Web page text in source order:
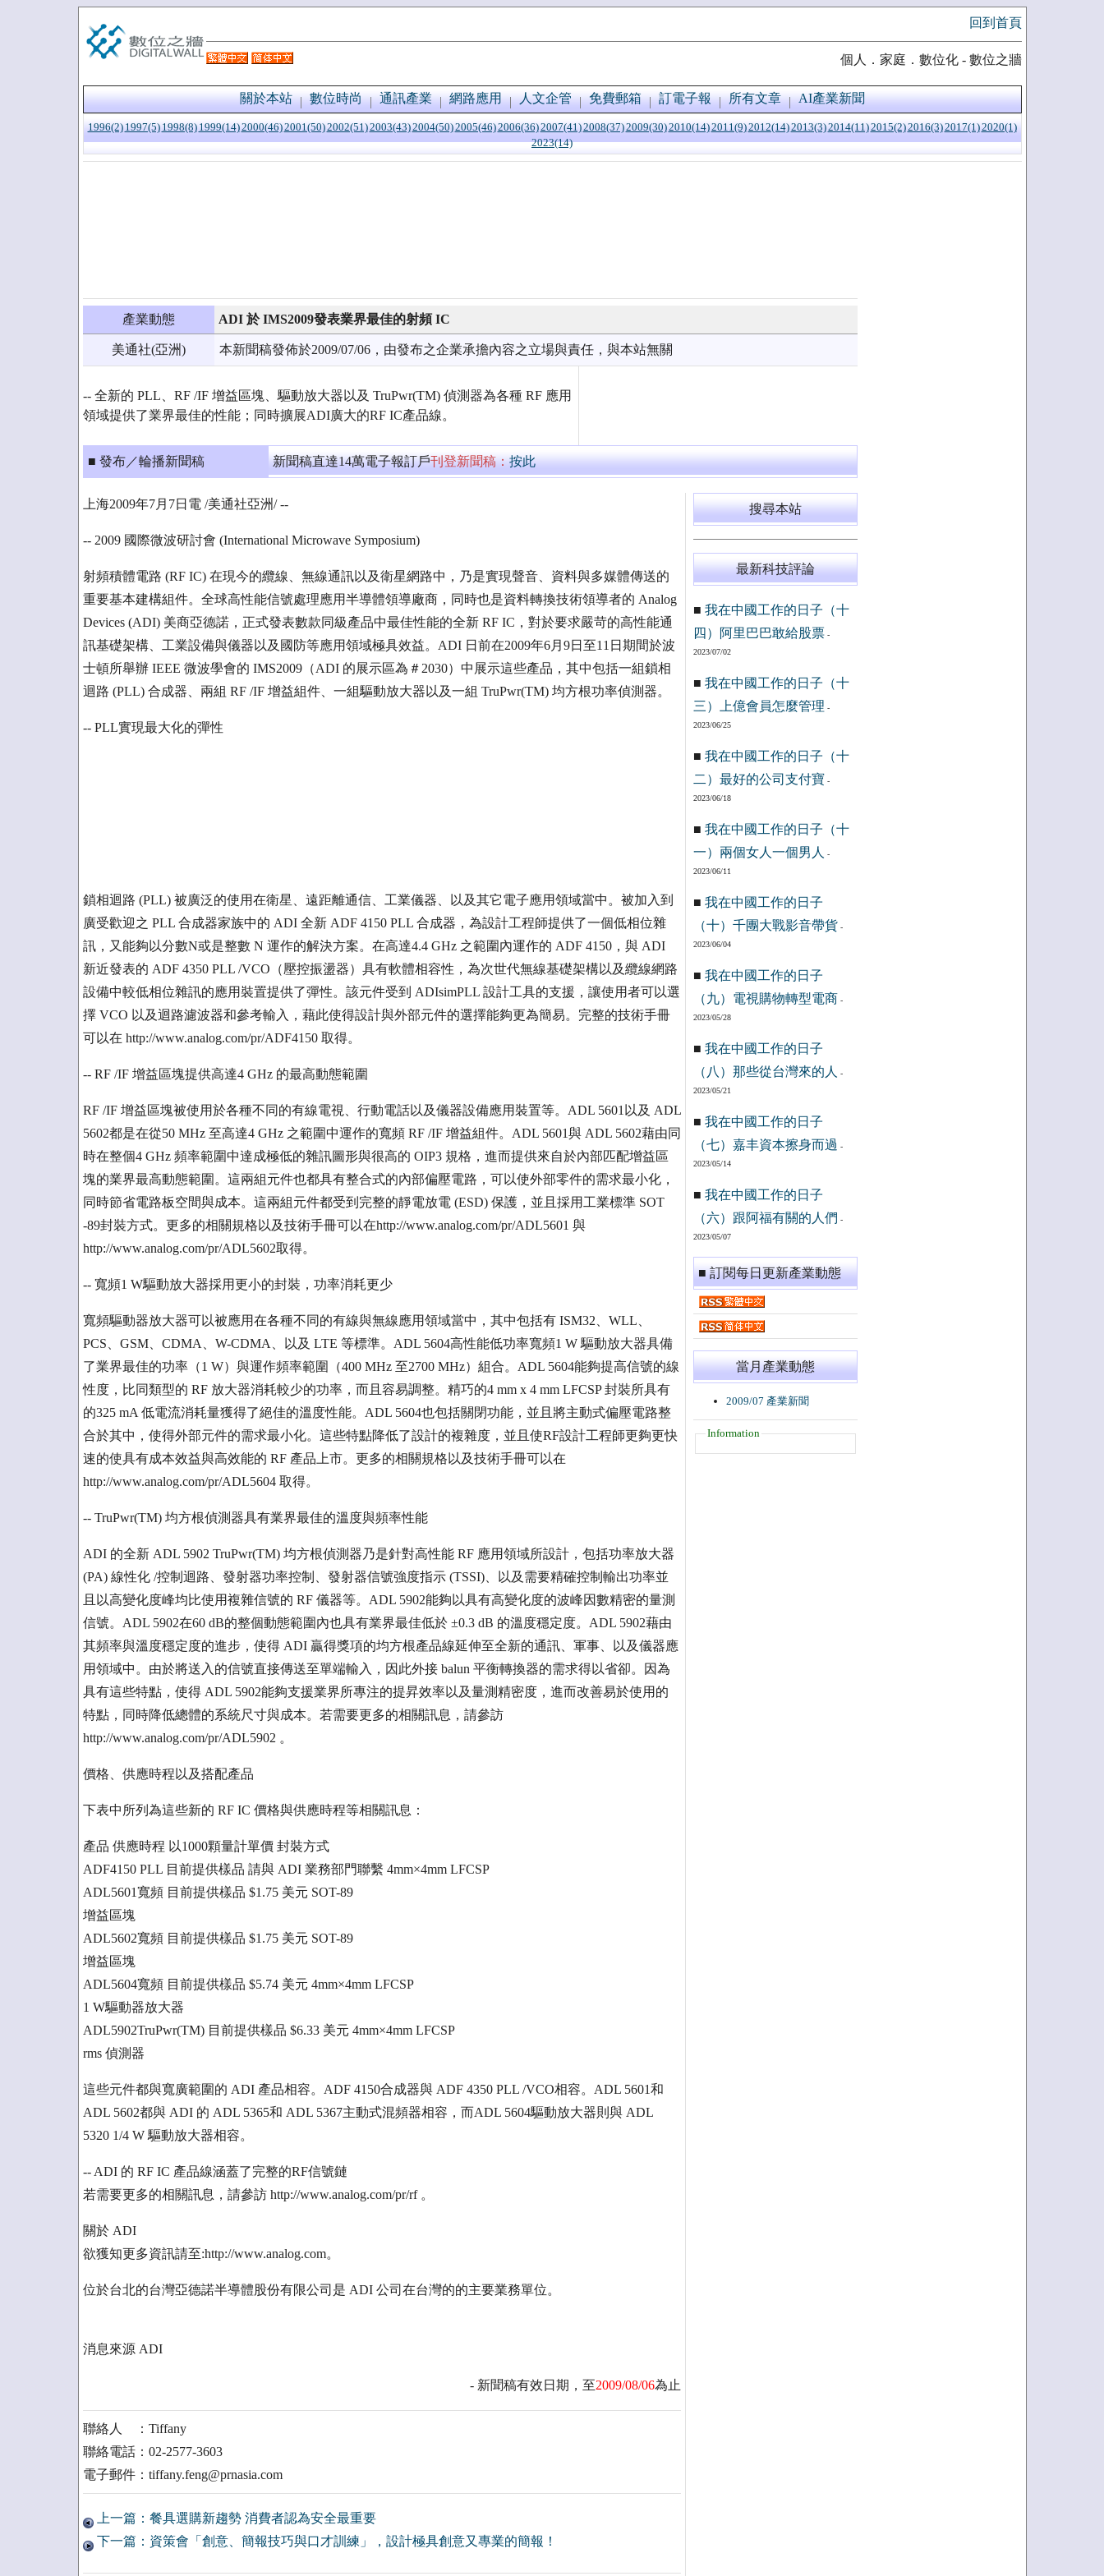
回到首頁
個人．家庭．數位化 - 數位之牆
關於本站 數位時尚 通訊產業 網路應用 人文企管 免費郵箱 訂電子報 所有文章 AI產業新聞
1996(2) 1997(5) 1998(8) 1999(14)2000(46)2001(50)2002(51)2003(43)2004(50)2005(46)2006(36)2007(41)2008(37)2009(30)2010(14)2011(9)2012(14)2013(3)2014(11)2015(2)2016(3)2017(1)2020(1)
2023(14)
產業動態 ADI 於 IMS2009發表業界最佳的射頻 IC
美通社(亞洲) 本新聞稿發佈於2009/07/06，由發布之企業承擔內容之立場與責任，與本站無關
-- 全新的 PLL、RF /IF 增益區塊、驅動放大器以及 TruPwr(TM) 偵測器為各種 RF 應用
領域提供了業界最佳的性能；同時擴展ADI廣大的RF IC產品線。
■ 發布／輪播新聞稿 新聞稿直達14萬電子報訂戶刊登新聞稿：按此
上海2009年7月7日電 /美通社亞洲/ --
-- 2009 國際微波研討會 (International Microwave Symposium)
射頻積體電路 (RF IC) 在現今的纜線、無線通訊以及衛星網路中，乃是實現聲音、資料與多媒體傳送的
重要基本建構組件。全球高性能信號處理應用半導體領導廠商，同時也是資料轉換技術領導者的 Analog
Devices (ADI) 美商亞德諾，正式發表數款同級產品中最佳性能的全新 RF IC，對於要求嚴苛的高性能通
訊基礎架構、工業設備與儀器以及國防等應用領域極具效益。ADI 日前在2009年6月9日至11日期間於波
士頓所舉辦 IEEE 微波學會的 IMS2009（ADI 的展示區為＃2030）中展示這些產品，其中包括一組鎖相
迴路 (PLL) 合成器、兩組 RF /IF 增益組件、一組驅動放大器以及一組 TruPwr(TM) 均方根功率偵測器。
-- PLL實現最大化的彈性
鎖相迴路 (PLL) 被廣泛的使用在衛星、遠距離通信、工業儀器、以及其它電子應用領域當中。被加入到
廣受歡迎之 PLL 合成器家族中的 ADI 全新 ADF 4150 PLL 合成器，為設計工程師提供了一個低相位雜
訊，又能夠以分數N或是整數 N 運作的解決方案。在高達4.4 GHz 之範圍內運作的 ADF 4150，與 ADI
新近發表的 ADF 4350 PLL /VCO（壓控振盪器）具有軟體相容性，為次世代無線基礎架構以及纜線網路
設備中較低相位雜訊的應用裝置提供了彈性。該元件受到 ADIsimPLL 設計工具的支援，讓使用者可以選
擇 VCO 以及迴路濾波器和參考輸入，藉此使得設計與外部元件的選擇能夠更為簡易。完整的技術手冊
可以在 http://www.analog.com/pr/ADF4150 取得。
-- RF /IF 增益區塊提供高達4 GHz 的最高動態範圍
RF /IF 增益區塊被使用於各種不同的有線電視、行動電話以及儀器設備應用裝置等。ADL 5601以及 ADL
5602都是在從50 MHz 至高達4 GHz 之範圍中運作的寬頻 RF /IF 增益組件。ADL 5601與 ADL 5602藉由同
時在整個4 GHz 頻率範圍中達成極低的雜訊圖形與很高的 OIP3 規格，進而提供來自於內部匹配增益區
塊的業界最高動態範圍。這兩組元件也都具有整合式的內部偏壓電路，可以使外部零件的需求最小化，
同時節省電路板空間與成本。這兩組元件都受到完整的靜電放電 (ESD) 保護，並且採用工業標準 SOT
-89封裝方式。更多的相關規格以及技術手冊可以在http://www.analog.com/pr/ADL5601 與
http://www.analog.com/pr/ADL5602取得。
-- 寬頻1 W驅動放大器採用更小的封裝，功率消耗更少
寬頻驅動器放大器可以被應用在各種不同的有線與無線應用領域當中，其中包括有 ISM32、WLL、
PCS、GSM、CDMA、W-CDMA、以及 LTE 等標準。ADL 5604高性能低功率寬頻1 W 驅動放大器具備
了業界最佳的功率（1 W）與運作頻率範圍（400 MHz 至2700 MHz）組合。ADL 5604能夠提高信號的線
性度，比同類型的 RF 放大器消耗較少的功率，而且容易調整。精巧的4 mm x 4 mm LFCSP 封裝所具有
的325 mA 低電流消耗量獲得了絕佳的溫度性能。ADL 5604也包括關閉功能，並且將主動式偏壓電路整
合於其中，使得外部元件的需求最小化。這些特點降低了設計的複雜度，並且使RF設計工程師更夠更快
速的使具有成本效益與高效能的 RF 產品上市。更多的相關規格以及技術手冊可以在
http://www.analog.com/pr/ADL5604 取得。
-- TruPwr(TM) 均方根偵測器具有業界最佳的溫度與頻率性能
ADI 的全新 ADL 5902 TruPwr(TM) 均方根偵測器乃是針對高性能 RF 應用領域所設計，包括功率放大器
(PA) 線性化 /控制迴路、發射器功率控制、發射器信號強度指示 (TSSI)、以及需要精確控制輸出功率並
且以高變化度峰均比使用複雜信號的 RF 儀器等。ADL 5902能夠以具有高變化度的波峰因數精密的量測
信號。ADL 5902在60 dB的整個動態範圍內也具有業界最佳低於 ±0.3 dB 的溫度穩定度。ADL 5902藉由
其頻率與溫度穩定度的進步，使得 ADI 贏得獎項的均方根產品線延伸至全新的通訊、軍事、以及儀器應
用領域中。由於將送入的信號直接傳送至單端輸入，因此外接 balun 平衡轉換器的需求得以省卻。因為
具有這些特點，使得 ADL 5902能夠支援業界所專注的提昇效率以及量測精密度，進而改善易於使用的
特點，同時降低總體的系統尺寸與成本。若需要更多的相關訊息，請參訪
http://www.analog.com/pr/ADL5902 。
價格、供應時程以及搭配產品
下表中所列為這些新的 RF IC 價格與供應時程等相關訊息：
產品 供應時程 以1000顆量計單價 封裝方式
ADF4150 PLL 目前提供樣品 請與 ADI 業務部門聯繫 4mm×4mm LFCSP
ADL5601寬頻 目前提供樣品 $1.75 美元 SOT-89
增益區塊
ADL5602寬頻 目前提供樣品 $1.75 美元 SOT-89
增益區塊
ADL5604寬頻 目前提供樣品 $5.74 美元 4mm×4mm LFCSP
1 W驅動器放大器
ADL5902TruPwr(TM) 目前提供樣品 $6.33 美元 4mm×4mm LFCSP
rms 偵測器
這些元件都與寬廣範圍的 ADI 產品相容。ADF 4150合成器與 ADF 4350 PLL /VCO相容。ADL 5601和
ADL 5602都與 ADI 的 ADL 5365和 ADL 5367主動式混頻器相容，而ADL 5604驅動放大器則與 ADL
5320 1/4 W 驅動放大器相容。
-- ADI 的 RF IC 產品線涵蓋了完整的RF信號鏈
若需要更多的相關訊息，請參訪 http://www.analog.com/pr/rf 。
關於 ADI
欲獲知更多資訊請至:http://www.analog.com。
位於台北的台灣亞德諾半導體股份有限公司是 ADI 公司在台灣的的主要業務單位。
消息來源 ADI
- 新聞稿有效日期，至2009/08/06為止
聯絡人 ：Tiffany
聯絡電話：02-2577-3603
電子郵件：tiffany.feng@prnasia.com
上一篇：餐具選購新趨勢 消費者認為安全最重要
下一篇：資策會「創意、簡報技巧與口才訓練」，設計極具創意又專業的簡報！
搜尋本站
最新科技評論
■ 我在中國工作的日子（十
四）阿里巴巴敢給股票-
2023/07/02
■ 我在中國工作的日子（十
三）上億會員怎麼管理 -
2023/06/25
■ 我在中國工作的日子（十
二）最好的公司支付寶 -
2023/06/18
■ 我在中國工作的日子（十
一）兩個女人一個男人
-
2023/06/11
■ 我在中國工作的日子
（十）千團大戰影音帶貨 -
2023/06/04
■ 我在中國工作的日子
（九）電視購物轉型電商 -
2023/05/28
■ 我在中國工作的日子
（八）那些從台灣來的人
-
2023/05/21
■ 我在中國工作的日子
（七）嘉丰資本擦身而過 -
2023/05/14
■ 我在中國工作的日子
（六）跟阿福有關的人們 -
2023/05/07
■ 訂閱每日更新產業動態
當月產業動態
2009/07 產業新聞
Information